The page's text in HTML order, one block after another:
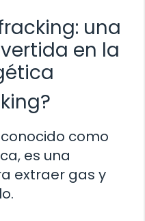
una
en la
como
es una
extraer gas y